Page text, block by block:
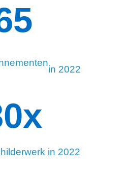
in 2022
in 2022
x